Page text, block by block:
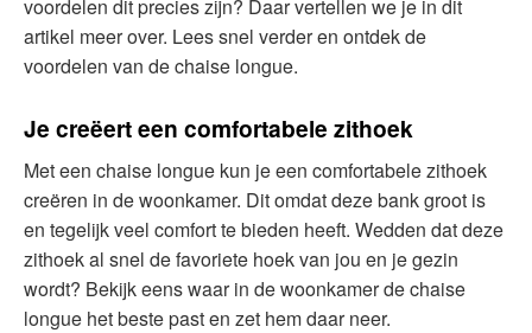
voordelen dit precies zijn? Daar vertellen we je in dit
artikel meer over. Lees snel verder en ontdek de
voordelen van de chaise longue.
Je creëert een comfortabele zithoek
Met een chaise longue kun je een comfortabele zithoek
creëren in de woonkamer. Dit omdat deze bank groot is
en tegelijk veel comfort te bieden heeft. Wedden dat deze
zithoek al snel de favoriete hoek van jou en je gezin
wordt? Bekijk eens waar in de woonkamer de chaise
longue het beste past en zet hem daar neer.